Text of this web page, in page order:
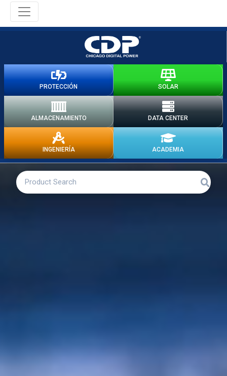
PROTECCIÓN SOLAR
ALMACENAMIENTO DATA CENTER
INGENIERÍA ACADEMIA